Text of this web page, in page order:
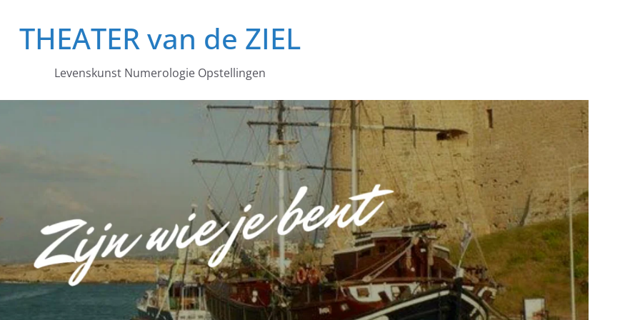
THEATER van de ZIEL
Levenskunst Numerologie Opstellingen